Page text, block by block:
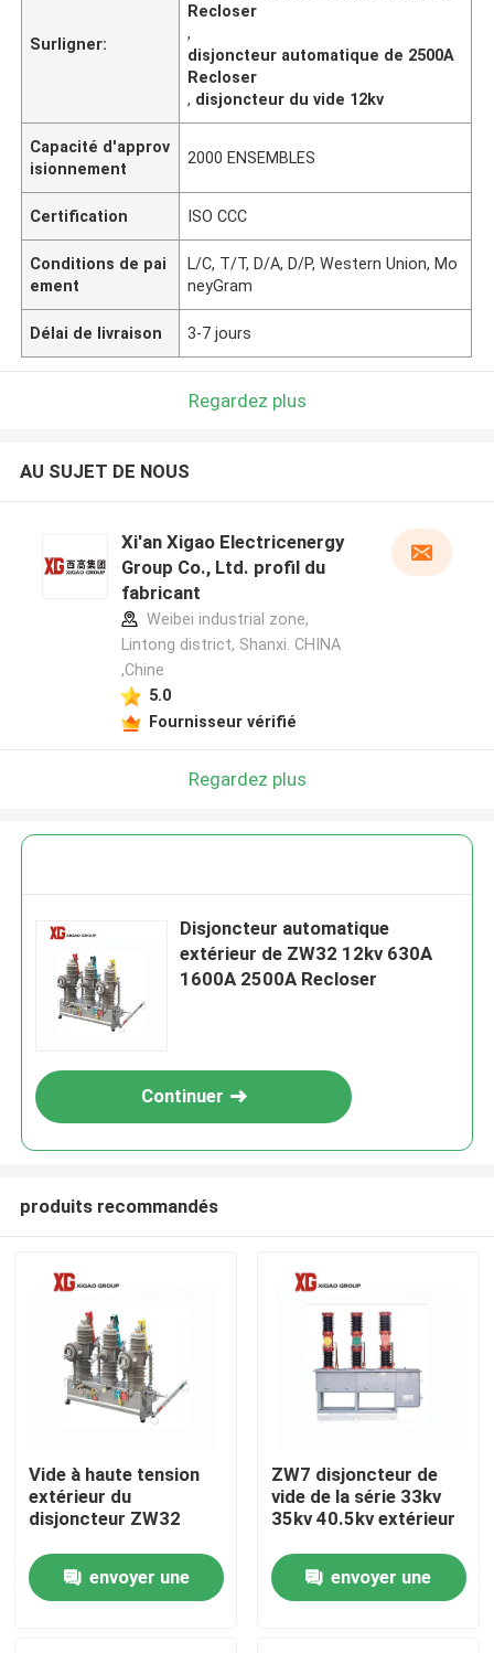
Maison
Produits
Surligner:
Recloser
,
disjoncteur automatique de 2500A
Recloser
, disjoncteur du vide 12kv
Capacité d'approv
isionnement
2000 ENSEMBLES
Certification ISO CCC
Conditions de pai
ement
L/C, T/T, D/A, D/P, Western Union, Mo
neyGram
Délai de livraison 3-7 jours
Regardez plus
AU SUJET DE NOUS
Xi'an Xigao Electricenergy
Group Co., Ltd. profil du
fabricant
Weibei industrial zone,
Lintong district, Shanxi. CHINA
,Chine
5.0
Fournisseur vérifié
Regardez plus
Disjoncteur automatique
extérieur de ZW32 12kv 630A
1600A 2500A Recloser
Continuer
produits recommandés
Vide à haute tension
extérieur du
disjoncteur ZW32
envoyer une
ZW7 disjoncteur de
vide de la série 33kv
35kv 40.5kv extérieur
envoyer une